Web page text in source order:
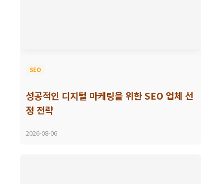
SEO
성공적인 디지털 마케팅을 위한 SEO 업체 선
정 전략
2026-08-06